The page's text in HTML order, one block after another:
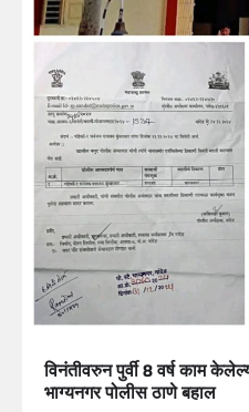
विनंतीवरुन पुर्वी 8 वर्ष काम
भाग्यनगर पोलीस ठाणे बहाल